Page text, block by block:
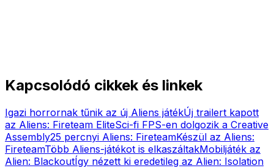
Kapcsolódó cikkek és linkek
Igazi horrornak tűnik az új Aliens játékÚj trailert kapott
az Aliens: Fireteam EliteSci-fi FPS-en dolgozik a Creative
Assembly25 percnyi Aliens: FireteamKészül az Aliens:
FireteamTöbb Aliens-játékot is elkaszáltakMobiljáték az
Alien: BlackoutÍgy nézett ki eredetileg az Alien: Isolation